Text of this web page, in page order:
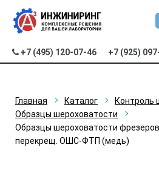
+7 (495) 120-07-46 +7 (925)
Главная Каталог
Контроль
Образцы шероховатости
Образцы шероховатости
перекрещ. ОШС-ФТП (медь)